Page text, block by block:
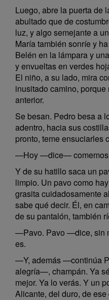
Luego, abre la puerta de
abultado que de
luz, y algo semejante a
María también sonríe y
Belén en la lámpara y
y envueltas en verdes
El niño, a su lado, mira
inusitado camino,
anterior.
Se besan. Pedro besa a
adentro, hacia sus
pronto, teme ensuciarles
—Hoy —dice— comemos
Y de su hatillo saca un
limpio. Un pavo como
grasita cuidadosamente
sabe qué decir. Él, en
de su pantalón, también
—Pavo. Pavo —dice, sin
es.
—Y, además —continúa
alegría—, champán. Ya
mejor. Ya lo verás. Y un
Alicante, del duro, de ese